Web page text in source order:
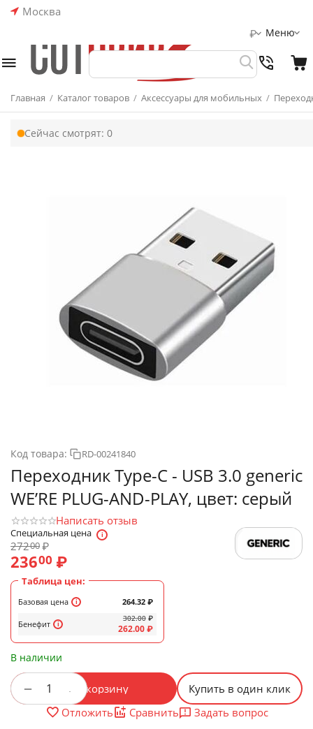
Москва
Меню
₽
Главная / Каталог товаров / Аксессуары для мобильных /
Сейчас смотрят: 0
Код товара: RD-00241840
Переходник Type-C - USB 3.0 generic
WE’RE PLUG-AND-PLAY, цвет: серый
Написать отзыв
Специальная цена
27200₽
23600 ₽
Таблица цен:
Базовая цена
Бенефит
264.32 ₽
302.00 ₽
262.00₽
В наличии
+
− В корзину
Купить в один клик
Отложить
Сравнить
Задать вопрос